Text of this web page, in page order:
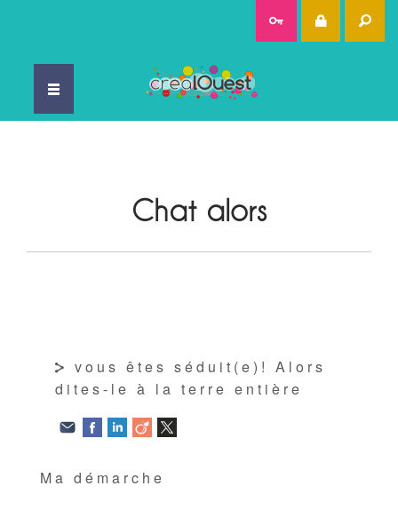
Chat alors
vous êtes séduit(e)! Alors
dites-le à la terre entière
Ma démarche